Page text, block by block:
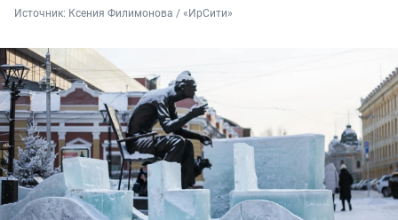
Источник: Ксения Филимонова / «ИрСити»